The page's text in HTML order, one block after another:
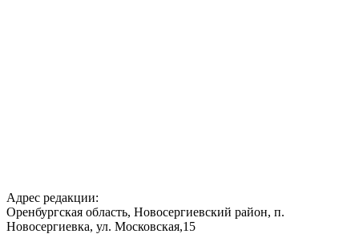
Адрес редакции:
Оренбургская область, Новосергиевский район, п.
Новосергиевка, ул. Московская,15